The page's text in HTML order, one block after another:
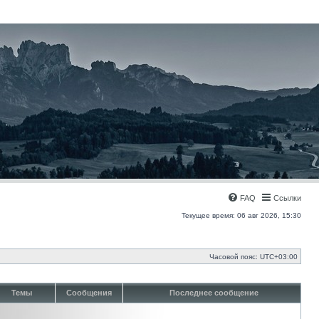
Ссылки
FAQ
Текущее время: 06 авг 2026, 15:30
Часовой пояс: UTC+03:00
Темы Сообщения Последнее сообщение